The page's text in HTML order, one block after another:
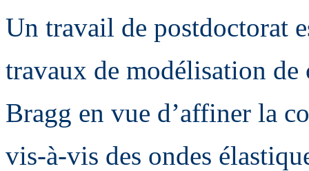
Un travail de postdoctorat
travaux de modélisation de
Bragg en vue d’affiner la
vis-à-vis des ondes